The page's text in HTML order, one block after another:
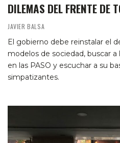
DILEMAS DEL FRENTE DE
JAVIER BALSA
El gobierno debe reinstalar el
modelos de sociedad, buscar
en las PASO y escuchar a su
simpatizantes.